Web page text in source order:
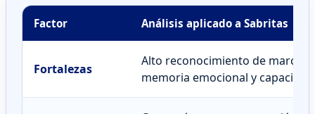
Factor Análisis aplicado a Sabritas
Fortalezas
Alto reconocimiento de marca,
memoria emocional y